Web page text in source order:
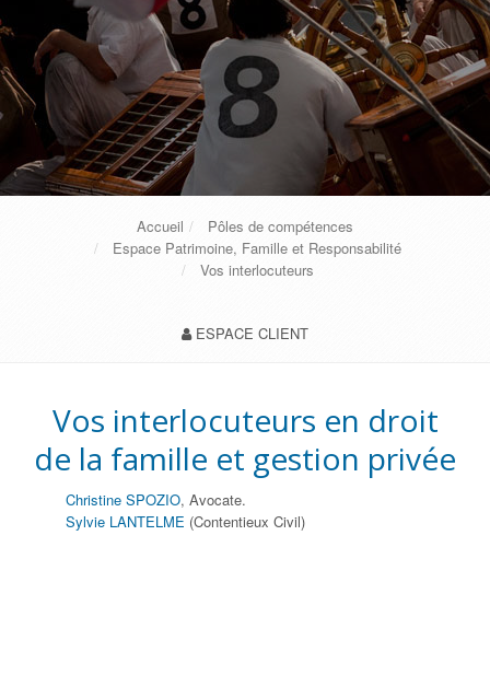
Accueil
Pôles de compétences
Espace Patrimoine, Famille et Responsabilité
Vos interlocuteurs
ESPACE CLIENT
Vos interlocuteurs en droit
de la famille et gestion privée
Christine SPOZIO, Avocate.
Sylvie LANTELME (Contentieux Civil)